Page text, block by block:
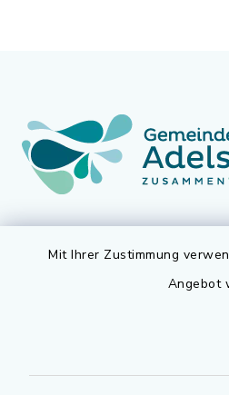
Mit Ihrer Zustimmung
Angebot
09195 9432-190